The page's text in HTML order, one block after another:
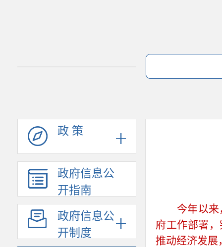
政 策
政府信息公
开指南
政府信息公
开制度
今年以
府工作部署
推动经济发展